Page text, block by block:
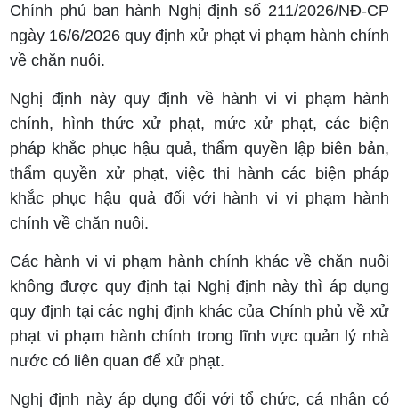
Chính phủ ban hành Nghị định số 211/2026/NĐ-CP
ngày 16/6/2026 quy định xử phạt vi phạm hành chính
về chăn nuôi.
Nghị định này quy định về hành vi vi phạm hành
chính, hình thức xử phạt, mức xử phạt, các biện
pháp khắc phục hậu quả, thẩm quyền lập biên bản,
thẩm quyền xử phạt, việc thi hành các biện pháp
khắc phục hậu quả đối với hành vi vi phạm hành
chính về chăn nuôi.
Các hành vi vi phạm hành chính khác về chăn nuôi
không được quy định tại Nghị định này thì áp dụng
quy định tại các nghị định khác của Chính phủ về xử
phạt vi phạm hành chính trong lĩnh vực quản lý nhà
nước có liên quan để xử phạt.
Nghị định này áp dụng đối với tổ chức, cá nhân có